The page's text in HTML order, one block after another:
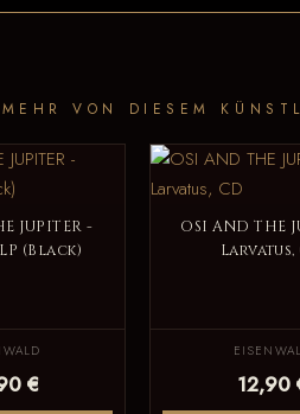
VON DIESEM
JUPITER -
(Black)
€
OSI AND THE
Larvatus,
12,90